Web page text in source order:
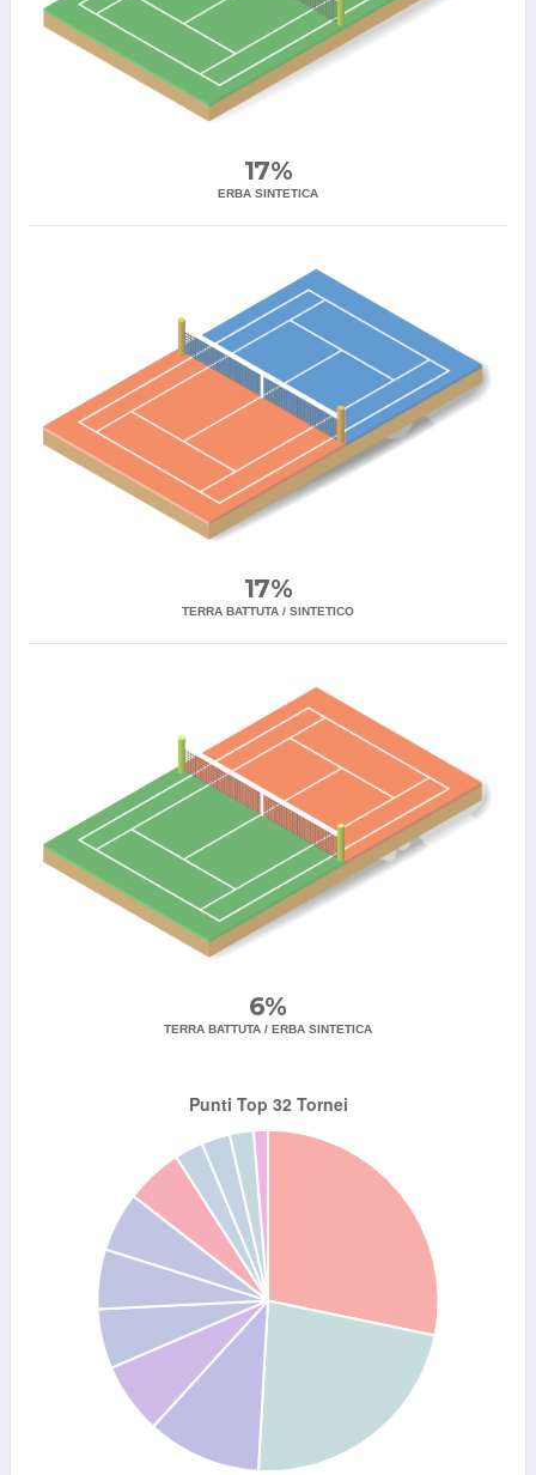
17%
ERBA SINTETICA
17%
TERRA BATTUTA / SINTETICO
6%
TERRA BATTUTA / ERBA SINTETICA